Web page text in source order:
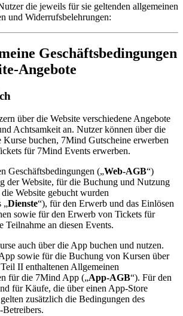
die jeweils für sie geltenden allgemeinen
und Widerrufsbelehrungen:
Geschäftsbedingungen
Angebote
über die Website verschiedene Angebote
Achtsamkeit an. Nutzer können über die
Kurse buchen, 7Mind Gutscheine erwerben
für 7Mind Events erwerben.
Geschäftsbedingungen („Web-AGB“)
der Website, für die Buchung und Nutzung
Website gebucht wurden
„Dienste“), für den Erwerb und das Einlösen
sowie für den Erwerb von Tickets für
Teilnahme an diesen Events.
auch über die App buchen und nutzen.
sowie für die Buchung von Kursen über
II enthaltenen Allgemeinen
für die 7Mind App („App-AGB“). Für den
für Käufe, die über einen App-Store
zusätzlich die Bedingungen des